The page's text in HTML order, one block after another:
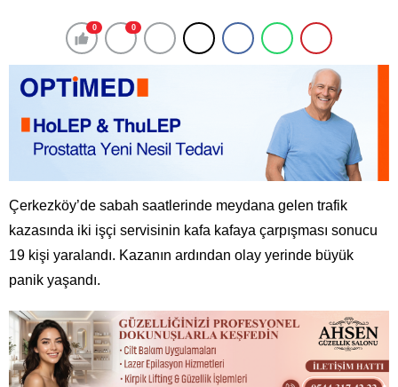
0 0
Çerkezköy’de sabah saatlerinde meydana gelen trafik
kazasında iki işçi servisinin kafa kafaya çarpışması sonucu
19 kişi yaralandı. Kazanın ardından olay yerinde büyük
panik yaşandı.